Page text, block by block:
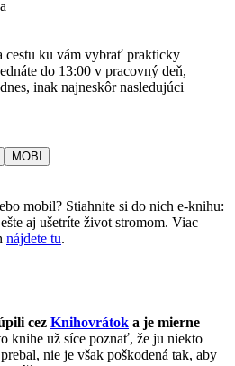
cestu ku vám vybrať prakticky
do 13:00 v pracovný deň,
inak najneskôr nasledujúci
MOBI
mobil? Stiahnite si do nich e-knihu:
aj ušetríte život stromom. Viac
nájdete tu.
cez Knihovrátok a je mierne
knihe už síce poznať, že ju niekto
nie je však poškodená tak, aby